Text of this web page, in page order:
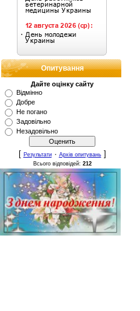
Опитування
Дайте оцінку сайту
Відмінно
Добре
Не погано
Задовільно
Незадовільно
[ Результати· Архів опитувань]
Всього відповідей: 212